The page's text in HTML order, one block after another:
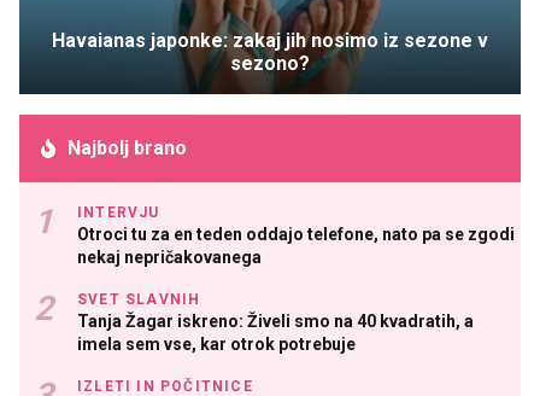
Havaianas japonke: zakaj jih nosimo iz sezone v
sezono?
Najbolj brano
INTERVJU
Otroci tu za en teden oddajo telefone, nato pa se zgodi
nekaj nepričakovanega
SVET SLAVNIH
Tanja Žagar iskreno: Živeli smo na 40 kvadratih, a
imela sem vse, kar otrok potrebuje
IZLETI IN POČITNICE